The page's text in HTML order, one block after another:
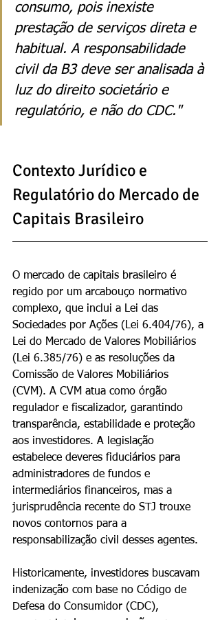
consumo, pois inexiste
prestação de serviços direta e
habitual. A responsabilidade
civil da B3 deve ser analisada à
luz do direito societário e
regulatório, e não do CDC."
Contexto Jurídico e
Regulatório do Mercado de
Capitais Brasileiro
O mercado de capitais brasileiro é
regido por um arcabouço normativo
complexo, que inclui a Lei das
Sociedades por Ações (Lei 6.404/76), a
Lei do Mercado de Valores Mobiliários
(Lei 6.385/76) e as resoluções da
Comissão de Valores Mobiliários
(CVM). A CVM atua como órgão
regulador e fiscalizador, garantindo
transparência, estabilidade e proteção
aos investidores. A legislação
estabelece deveres fiduciários para
administradores de fundos e
intermediários financeiros, mas a
jurisprudência recente do STJ trouxe
novos contornos para a
responsabilização civil desses agentes.
Historicamente, investidores buscavam
indenização com base no Código de
Defesa do Consumidor (CDC),